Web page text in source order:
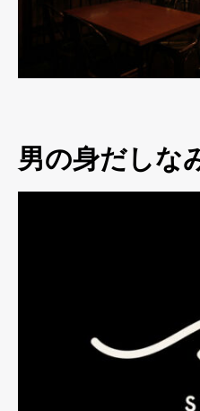
男の身だしな